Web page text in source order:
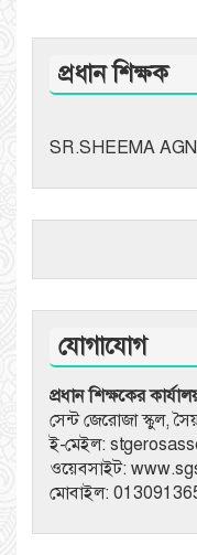
প্রধান শিক্ষক
SR.SHEEMA
যোগাযোগ
প্রধান শিক্ষকের
সেন্ট জেরোজা স্কুল,
ই-মেইল:
ওয়েবসাইট:
মোবাইল: